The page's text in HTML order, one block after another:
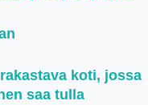
koti, jossa
saa tulla